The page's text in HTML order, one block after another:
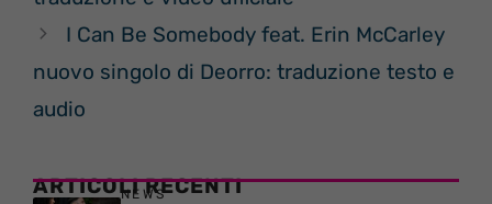
I Can Be Somebody feat. Erin McCarley
nuovo singolo di Deorro: traduzione testo e
audio
ARTICOLI RECENTI
NEWS